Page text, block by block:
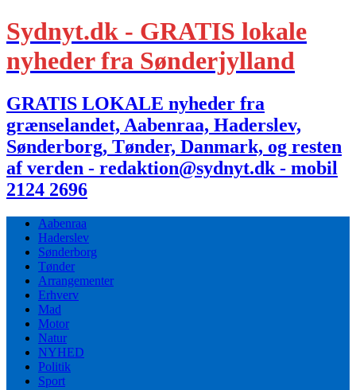
Sydnyt.dk - GRATIS lokale
nyheder fra Sønderjylland
GRATIS LOKALE nyheder fra
grænselandet, Aabenraa, Haderslev,
Sønderborg, Tønder, Danmark, og resten
af verden - redaktion@sydnyt.dk - mobil
2124 2696
Aabenraa
Haderslev
Sønderborg
Tønder
Arrangementer
Erhverv
Mad
Motor
Natur
NYHED
Politik
Sport